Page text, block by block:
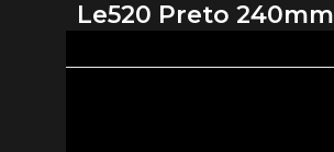
Le520 Preto 240mm